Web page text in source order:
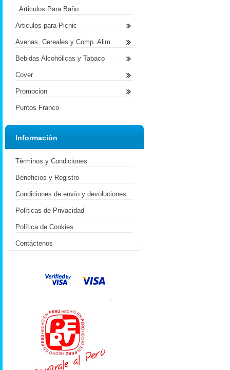
Articulos Para Baño
Articulos para Picnic
Avenas, Cereales y Comp. Alim.
Bebidas Alcohólicas y Tabaco
Cover
Promocion
Puntos Franco
Información
Términos y Condiciones
Beneficios y Registro
Condiciones de envío y devoluciones
Políticas de Privacidad
Política de Cookies
Contáctenos
.